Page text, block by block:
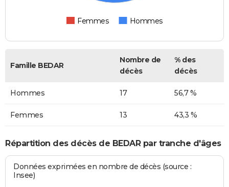
Femmes Hommes
Famille BEDAR
Nombre de
décès
% des
décès
Hommes 17 56,7 %
Femmes 13 43,3 %
Répartition des décès de BEDAR par tranche d'âges
Données exprimées en nombre de décès (source :
Insee)